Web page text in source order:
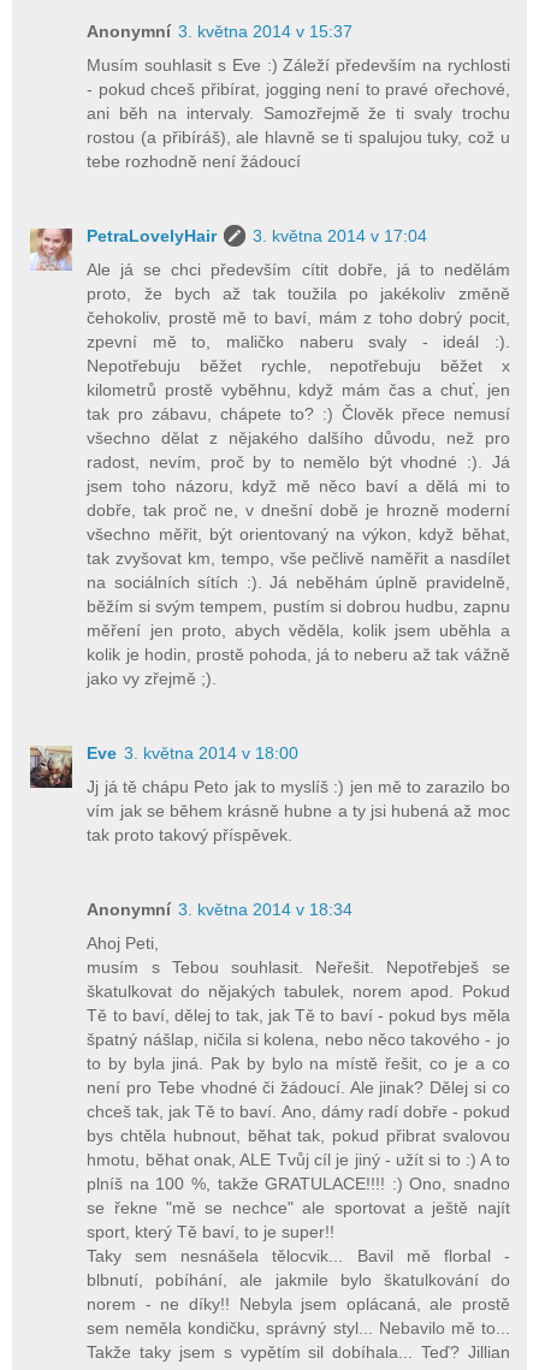
Anonymní 3. května 2014 v 15:37
Musím souhlasit s Eve :) Záleží především na rychlosti
- pokud chceš přibírat, jogging není to pravé ořechové,
ani běh na intervaly. Samozřejmě že ti svaly trochu
rostou (a přibíráš), ale hlavně se ti spalujou tuky, což u
tebe rozhodně není žádoucí
PetraLovelyHair
3. května 2014 v 17:04
Ale já se chci především cítit dobře, já to nedělám
proto, že bych až tak toužila po jakékoliv změně
čehokoliv, prostě mě to baví, mám z toho dobrý pocit,
zpevní mě to, maličko naberu svaly - ideál :).
Nepotřebuju běžet rychle, nepotřebuju běžet x
kilometrů prostě vyběhnu, když mám čas a chuť, jen
tak pro zábavu, chápete to? :) Člověk přece nemusí
všechno dělat z nějakého dalšího důvodu, než pro
radost, nevím, proč by to nemělo být vhodné :). Já
jsem toho názoru, když mě něco baví a dělá mi to
dobře, tak proč ne, v dnešní době je hrozně moderní
všechno měřit, být orientovaný na výkon, když běhat,
tak zvyšovat km, tempo, vše pečlivě naměřit a nasdílet
na sociálních sítích :). Já neběhám úplně pravidelně,
běžím si svým tempem, pustím si dobrou hudbu, zapnu
měření jen proto, abych věděla, kolik jsem uběhla a
kolik je hodin, prostě pohoda, já to neberu až tak vážně
jako vy zřejmě ;).
Eve 3. května 2014 v 18:00
Jj já tě chápu Peto jak to myslíš :) jen mě to zarazilo bo
vím jak se během krásně hubne a ty jsi hubená až moc
tak proto takový příspěvek.
Anonymní 3. května 2014 v 18:34
Ahoj Peti,
musím s Tebou souhlasit. Neřešit. Nepotřebješ se
škatulkovat do nějakých tabulek, norem apod. Pokud
Tě to baví, dělej to tak, jak Tě to baví - pokud bys měla
špatný nášlap, ničila si kolena, nebo něco takového - jo
to by byla jiná. Pak by bylo na místě řešit, co je a co
není pro Tebe vhodné či žádoucí. Ale jinak? Dělej si co
chceš tak, jak Tě to baví. Ano, dámy radí dobře - pokud
bys chtěla hubnout, běhat tak, pokud přibrat svalovou
hmotu, běhat onak, ALE Tvůj cíl je jiný - užít si to :) A to
plníš na 100 %, takže GRATULACE!!!! :) Ono, snadno
se řekne "mě se nechce" ale sportovat a ještě najít
sport, který Tě baví, to je super!!
Taky sem nesnášela tělocvik... Bavil mě florbal -
blbnutí, pobíhání, ale jakmile bylo škatulkování do
norem - ne díky!! Nebyla jsem oplácaná, ale prostě
sem neměla kondičku, správný styl... Nebavilo mě to...
Takže taky jsem s vypětím sil dobíhala... Teď? Jillian